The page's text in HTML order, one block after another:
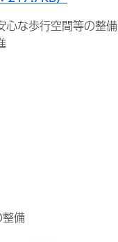
な歩行空間等の整備
備